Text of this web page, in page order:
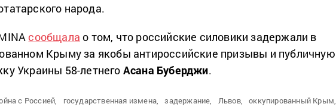
народа.
сообщала о том, что российские силовики задержали в
Крыму за якобы антироссийские призывы и публичную
Украины 58-летнего Асана Буберджи.
с Россией, государственная измена, задержание, Львов,
оккупированный Крым,